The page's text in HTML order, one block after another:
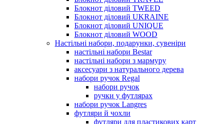
Блокнот діловий TWEED
Блокнот діловий UKRAINE
Блокнот діловий UNIQUE
Блокнот діловий WOOD
Настільні набори, подарунки, сувеніри
настільні набори Bestar
настільні набори з мармуру
аксесуари з натурального дерева
набори ручок Regal
набори ручок
ручки у футлярах
набори ручок Langres
футляри й чохли
футляри для пластикових карт